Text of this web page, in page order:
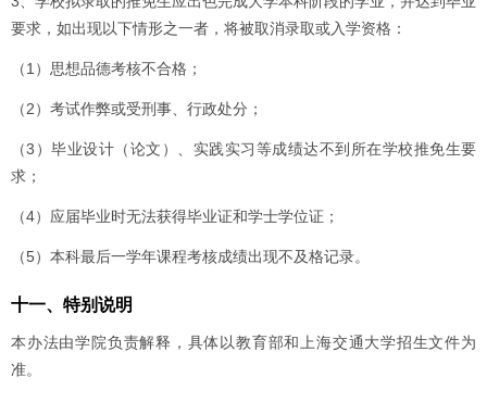
要求，如出现以下情形之一者，将被取消录取或入学资格：
（1）思想品德考核不合格；
（2）考试作弊或受刑事、行政处分；
（3）毕业设计（论文）、实践实习等成绩达不到所在学校推免生要
求；
（4）应届毕业时无法获得毕业证和学士学位证；
（5）本科最后一学年课程考核成绩出现不及格记录。
十一、特别说明
本办法由学院负责解释，具体以教育部和上海交通大学招生文件为
准。